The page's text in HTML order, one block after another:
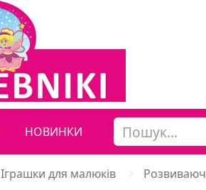
НОВИНКИ
Іграшки для малюків